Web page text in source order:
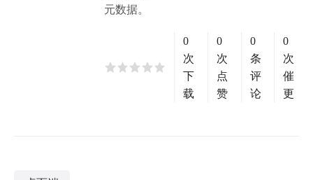
元数据。
0
次
下
载
0
次
点
赞
0
条
评
论
0
次
催
更